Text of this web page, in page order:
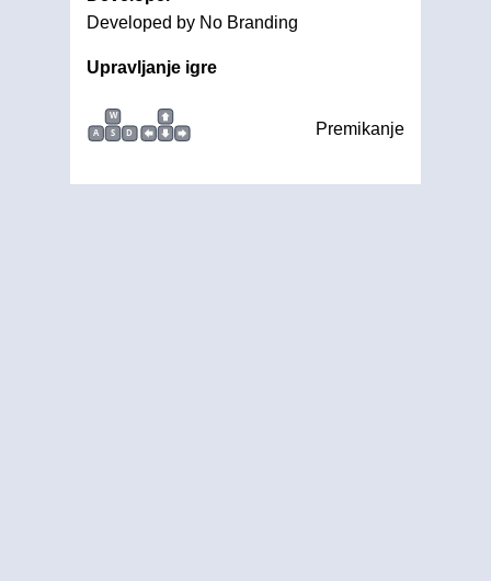
Developed by No Branding
Upravljanje igre
W
A
S D Premikanje